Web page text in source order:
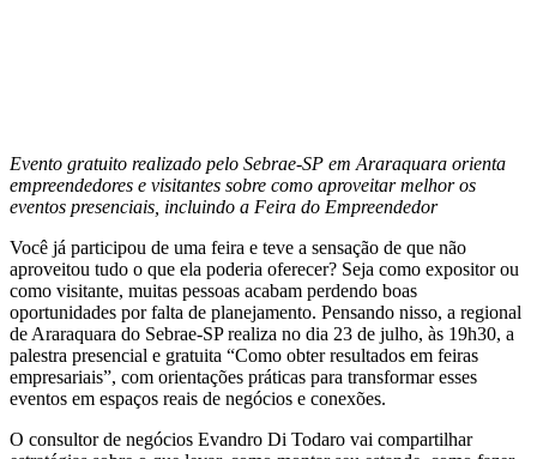
Evento gratuito realizado pelo Sebrae-SP em Araraquara orienta
empreendedores e visitantes sobre como aproveitar melhor os
eventos presenciais, incluindo a Feira do Empreendedor
Você já participou de uma feira e teve a sensação de que não
aproveitou tudo o que ela poderia oferecer? Seja como expositor ou
como visitante, muitas pessoas acabam perdendo boas
oportunidades por falta de planejamento. Pensando nisso, a regional
de Araraquara do Sebrae-SP realiza no dia 23 de julho, às 19h30, a
palestra presencial e gratuita “Como obter resultados em feiras
empresariais”, com orientações práticas para transformar esses
eventos em espaços reais de negócios e conexões.
O consultor de negócios Evandro Di Todaro vai compartilhar